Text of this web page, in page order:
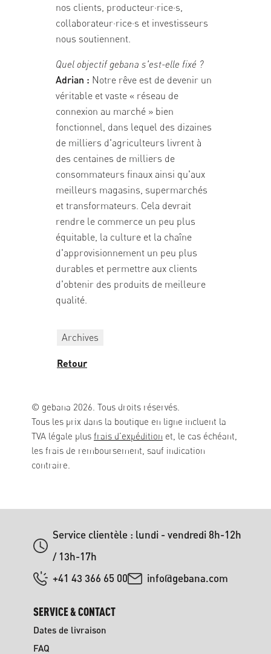
nos clients, producteur·rice·s,
collaborateur·rice·s et investisseurs
nous soutiennent.
Quel objectif gebana s'est-elle fixé ?
Adrian : Notre rêve est de devenir un
véritable et vaste « réseau de
connexion au marché » bien
fonctionnel, dans lequel des dizaines
de milliers d'agriculteurs livrent à
des centaines de milliers de
consommateurs finaux ainsi qu'aux
meilleurs magasins, supermarchés
et transformateurs. Cela devrait
rendre le commerce un peu plus
équitable, la culture et la chaîne
d'approvisionnement un peu plus
durables et permettre aux clients
d'obtenir des produits de meilleure
qualité.
Archives
Retour
© gebana 2026. Tous droits réservés.
Tous les prix dans la boutique en ligne incluent la
TVA légale plus frais d'expédition et, le cas échéant,
les frais de remboursement, sauf indication
contraire.
Service clientèle : lundi - vendredi 8h-12h
/ 13h-17h
+41 43 366 65 00
info@gebana.com
SERVICE & CONTACT
Dates de livraison
FAQ